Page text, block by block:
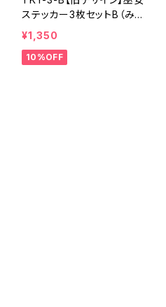
ステッカー3枚セットB（みず
き・みう・りせ）〈月夜祈願〉
（利用コード3ヶ月付き）
¥1,350
10%OFF